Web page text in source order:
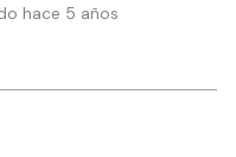
hace 5 años